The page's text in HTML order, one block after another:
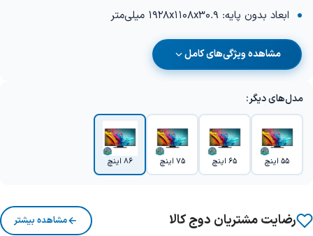
ابعاد بدون پایه: 1928x1108x30.9 میلی‌متر
مشاهده ویژگی‌های کامل
مدل‌های دیگر:
55 اینچ 65 اینچ 75 اینچ 86 اینچ
رضایت مشتریان دوج کالا مشاهده بیشتر